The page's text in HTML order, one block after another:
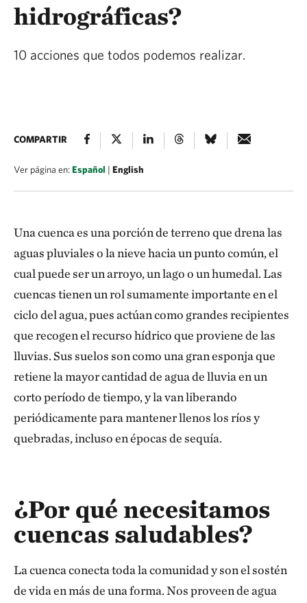
hidrográficas?
10 acciones que todos podemos realizar.
COMPARTIR
Ver página en:Español | English
Una cuenca es una porción de terreno que drena las
aguas pluviales o la nieve hacia un punto común, el
cual puede ser un arroyo, un lago o un humedal. Las
cuencas tienen un rol sumamente importante en el
ciclo del agua, pues actúan como grandes recipientes
que recogen el recurso hídrico que proviene de las
lluvias. Sus suelos son como una gran esponja que
retiene la mayor cantidad de agua de lluvia en un
corto período de tiempo, y la van liberando
periódicamente para mantener llenos los ríos y
quebradas, incluso en épocas de sequía.
¿Por qué necesitamos
cuencas saludables?
La cuenca conecta toda la comunidad y son el sostén
de vida en más de una forma. Nos proveen de agua